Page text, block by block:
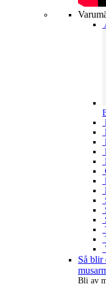
Så blir
Bli av